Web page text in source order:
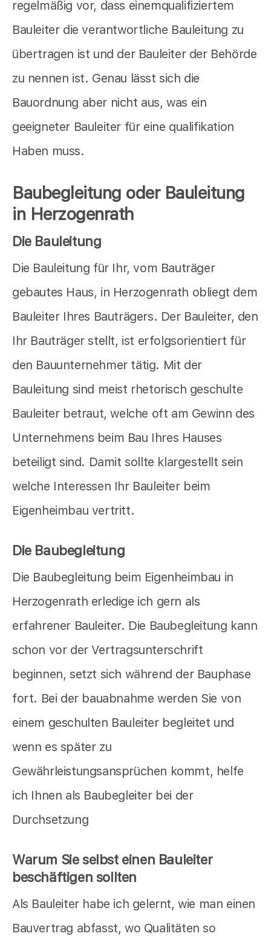
regelmäßig vor, dass einemqualifiziertem
Bauleiter die verantwortliche Bauleitung zu
übertragen ist und der Bauleiter der Behörde
zu nennen ist. Genau lässt sich die
Bauordnung aber nicht aus, was ein
geeigneter Bauleiter für eine qualifikation
Haben muss.
Baubegleitung oder Bauleitung
in Herzogenrath
Die Bauleitung
Die Bauleitung für Ihr, vom Bauträger
gebautes Haus, in Herzogenrath obliegt dem
Bauleiter Ihres Bauträgers. Der Bauleiter, den
Ihr Bauträger stellt, ist erfolgsorientiert für
den Bauunternehmer tätig. Mit der
Bauleitung sind meist rhetorisch geschulte
Bauleiter betraut, welche oft am Gewinn des
Unternehmens beim Bau Ihres Hauses
beteiligt sind. Damit sollte klargestellt sein
welche Interessen Ihr Bauleiter beim
Eigenheimbau vertritt.
Die Baubegleitung
Die Baubegleitung beim Eigenheimbau in
Herzogenrath erledige ich gern als
erfahrener Bauleiter. Die Baubegleitung kann
schon vor der Vertragsunterschrift
beginnen, setzt sich während der Bauphase
fort. Bei der bauabnahme werden Sie von
einem geschulten Bauleiter begleitet und
wenn es später zu
Gewährleistungsansprüchen kommt, helfe
ich Ihnen als Baubegleiter bei der
Durchsetzung
Warum Sie selbst einen Bauleiter
beschäftigen sollten
Als Bauleiter habe ich gelernt, wie man einen
Bauvertrag abfasst, wo Qualitäten so